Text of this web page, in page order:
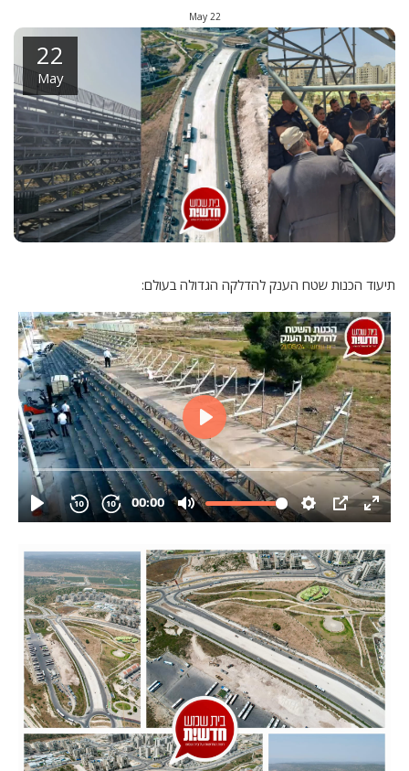
22
May
22
May
תיעוד הכנות שטח הענק להדלקה הגדולה בעולם: